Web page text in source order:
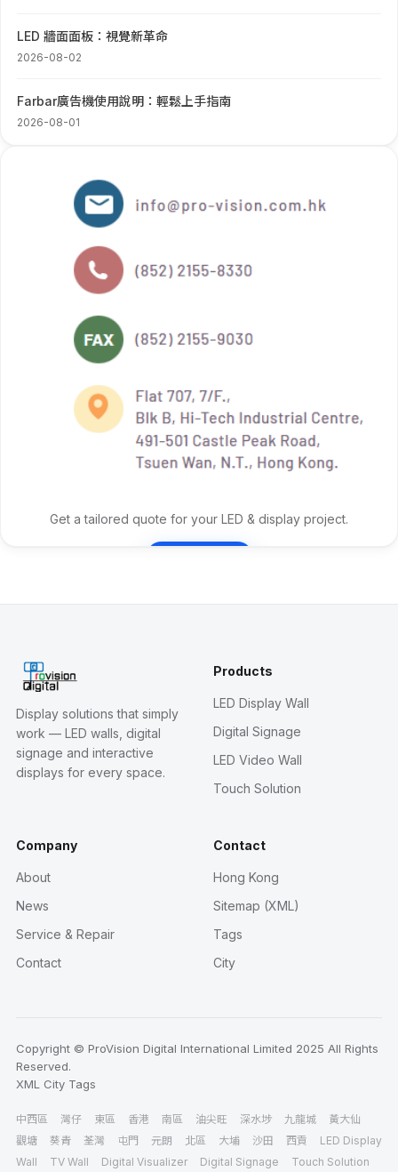
LED 牆面面板：視覺新革命
2026-08-02
Farbar廣告機使用說明：輕鬆上手指南
2026-08-01
Get a tailored quote for your LED & display project.
Display solutions that simply
work — LED walls, digital
signage and interactive
displays for every space.
Products
LED Display Wall
Digital Signage
LED Video Wall
Touch Solution
Company
About
News
Service & Repair
Contact
Contact
Hong Kong
Sitemap (XML)
Tags
City
Copyright © ProVision Digital International Limited 2025 All Rights
Reserved.
XML
City Tags
中西區 灣仔 東區 香港 南區 油尖旺 深水埗 九龍城
黃大仙
觀塘
葵青 荃灣 屯門 元朗 北區 大埔 沙田 西貢
LED Display
Wall
TV Wall Digital Visualizer Digital Signage Touch Solution